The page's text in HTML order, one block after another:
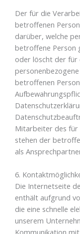
Der für die
betroffenen
darüber, welche
betroffene Person
oder löscht der für
betroffenen
Mitarbeiter des für
stehen der
als
6.
Die Internetseite
enthält aufgrund
die eine schnelle
unserem